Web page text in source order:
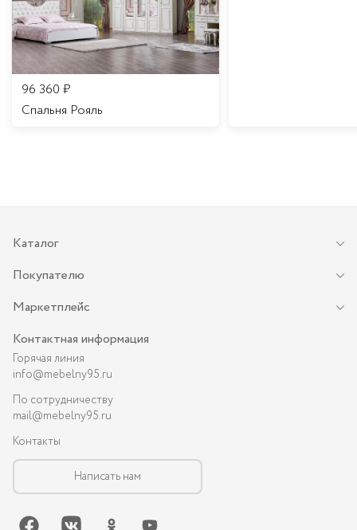
96 360 ₽
Спальня Рояль
Каталог
Покупателю
Маркетплейс
Контактная информация
Горячая линия
info@mebelny95.ru
По сотрудничеству
mail@mebelny95.ru
Контакты
Написать нам